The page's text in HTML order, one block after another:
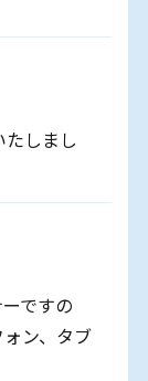
しまし
ですの
ン、タブ